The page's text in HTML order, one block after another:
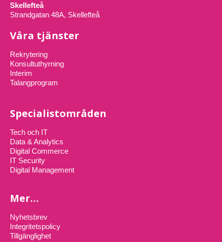
Skellefteå
Strandgatan 48A, Skellefteå
Våra tjänster
Rekrytering
Konsultuthyrning
Interim
Talangprogram
Specialistområden
Tech och IT
Data & Analytics
Digital Commerce
IT Security
Digital Management
Mer…
Nyhetsbrev
Integritetspolicy
Tillgänglighet